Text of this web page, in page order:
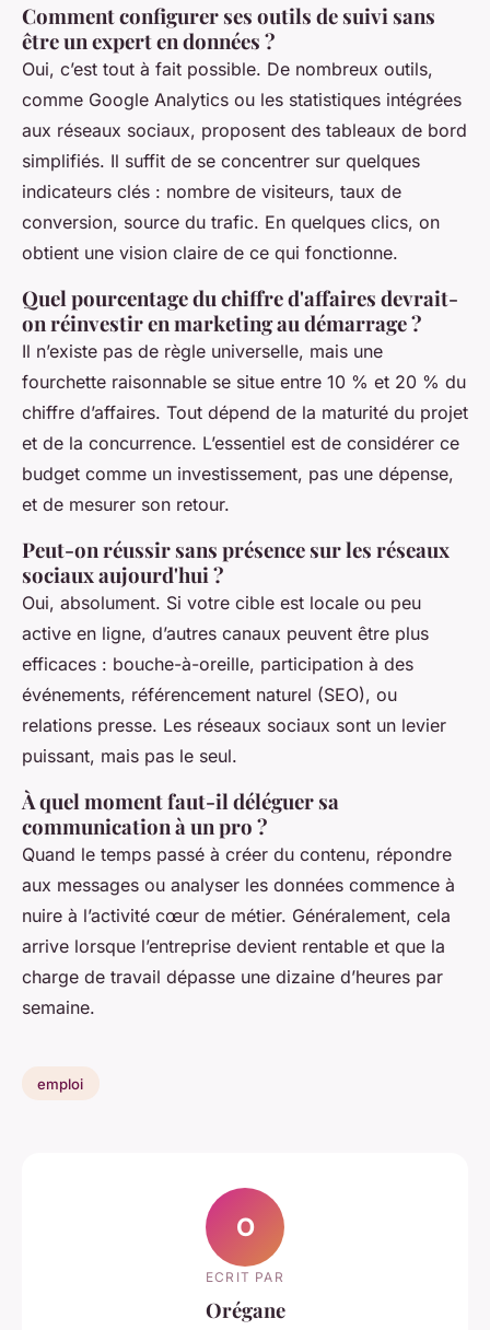
Comment configurer ses outils de suivi sans
être un expert en données ?
Oui, c’est tout à fait possible. De nombreux outils,
comme Google Analytics ou les statistiques intégrées
aux réseaux sociaux, proposent des tableaux de bord
simplifiés. Il suffit de se concentrer sur quelques
indicateurs clés : nombre de visiteurs, taux de
conversion, source du trafic. En quelques clics, on
obtient une vision claire de ce qui fonctionne.
Quel pourcentage du chiffre d'affaires devrait-
on réinvestir en marketing au démarrage ?
Il n’existe pas de règle universelle, mais une
fourchette raisonnable se situe entre 10 % et 20 % du
chiffre d’affaires. Tout dépend de la maturité du projet
et de la concurrence. L’essentiel est de considérer ce
budget comme un investissement, pas une dépense,
et de mesurer son retour.
Peut-on réussir sans présence sur les réseaux
sociaux aujourd'hui ?
Oui, absolument. Si votre cible est locale ou peu
active en ligne, d’autres canaux peuvent être plus
efficaces : bouche-à-oreille, participation à des
événements, référencement naturel (SEO), ou
relations presse. Les réseaux sociaux sont un levier
puissant, mais pas le seul.
À quel moment faut-il déléguer sa
communication à un pro ?
Quand le temps passé à créer du contenu, répondre
aux messages ou analyser les données commence à
nuire à l’activité cœur de métier. Généralement, cela
arrive lorsque l’entreprise devient rentable et que la
charge de travail dépasse une dizaine d’heures par
semaine.
emploi
O
ECRIT PAR
Orégane